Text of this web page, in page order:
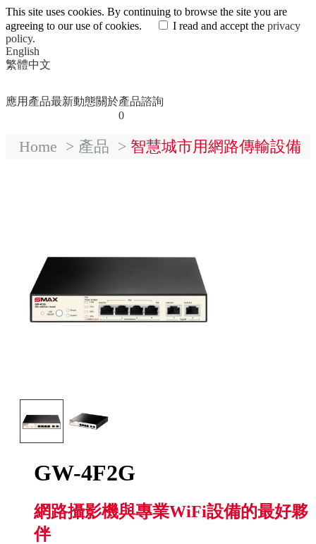
This site uses cookies. By continuing to browse the site you are
agreeing to our use of cookies.
I read and accept the privacy
policy.
English
繁體中文
應用 產品最新動態關於產品諮詢
0
Home > 產品 > 智慧城市用網路傳輸設備
GW-4F2G
網路攝影機與專業WiFi設備的最好夥
伴